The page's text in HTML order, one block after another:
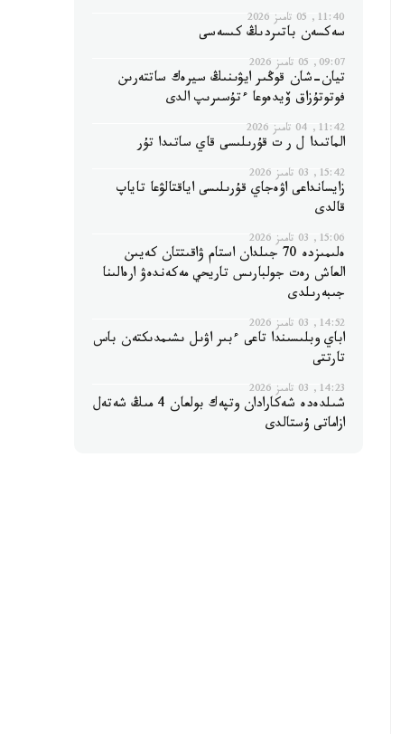
11:40, 05 تامىز 2026
سەكسەن باتىردىڭ كىسەسى
09:07, 05 تامىز 2026
تيان-شان قوڭىر ايۋىنىڭ سيرەك ساتتەرىن
فوتوتۇزاق ۆيدەوعا ءتۇسىرىپ الدى
11:42, 04 تامىز 2026
الماتىدا ل ر ت قۇرىلىسى قاي ساتىدا تۇر
15:42, 03 تامىز 2026
زايسانداعى اۋەجاي قۇرىلىسى اياقتالۋعا تاياپ
قالدى
15:06, 03 تامىز 2026
ەلىمىزدە 70 جىلدان استام ۋاقىتتان كەيىن
العاش رەت جولبارىس تاريحي مەكەندەۋ ارەالىنا
جىبەرىلدى
14:52, 03 تامىز 2026
اباي وبلىسىندا تاعى ءبىر اۋىل ىشىمدىكتەن باس
تارتتى
14:23, 03 تامىز 2026
شىلدەدە شەكارادان وتپەك بولعان 4 مىڭ شەتەل
ازاماتى ۇستالدى